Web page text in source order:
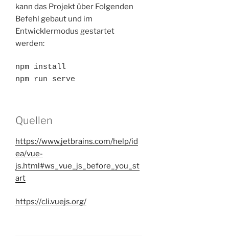
kann das Projekt über Folgenden
Befehl gebaut und im
Entwicklermodus gestartet
werden:
npm install
npm run serve
Quellen
https://www.jetbrains.com/help/id
ea/vue-
js.html#ws_vue_js_before_you_st
art
https://cli.vuejs.org/